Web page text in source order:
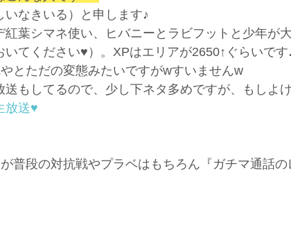
いなきいる）と申します♪
紅葉シマネ使い、ヒバニーとラビフットと少年が
いてください♥）。XPはエリアが2650↑ぐらいで
とただの変態みたいですがwすいませんw
送もしてるので、少し下ネタ多めですが、もしよ
放送♥
普段の対抗戦やプラベはもちろん『ガチマ通話